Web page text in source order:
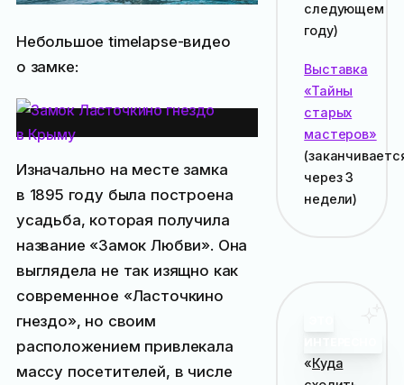
Небольшое timelapse-видео
о замке:
История замка
Изначально на месте замка
в 1895 году была построена
усадьба, которая получила
название «Замок Любви». Она
выглядела не так изящно как
современное «Ласточкино
гнездо», но своим
расположением привлекала
массу посетителей, в числе
следующем
году)
Выставка
«Тайны
старых
мастеров»
через 3
недели)
«Куда